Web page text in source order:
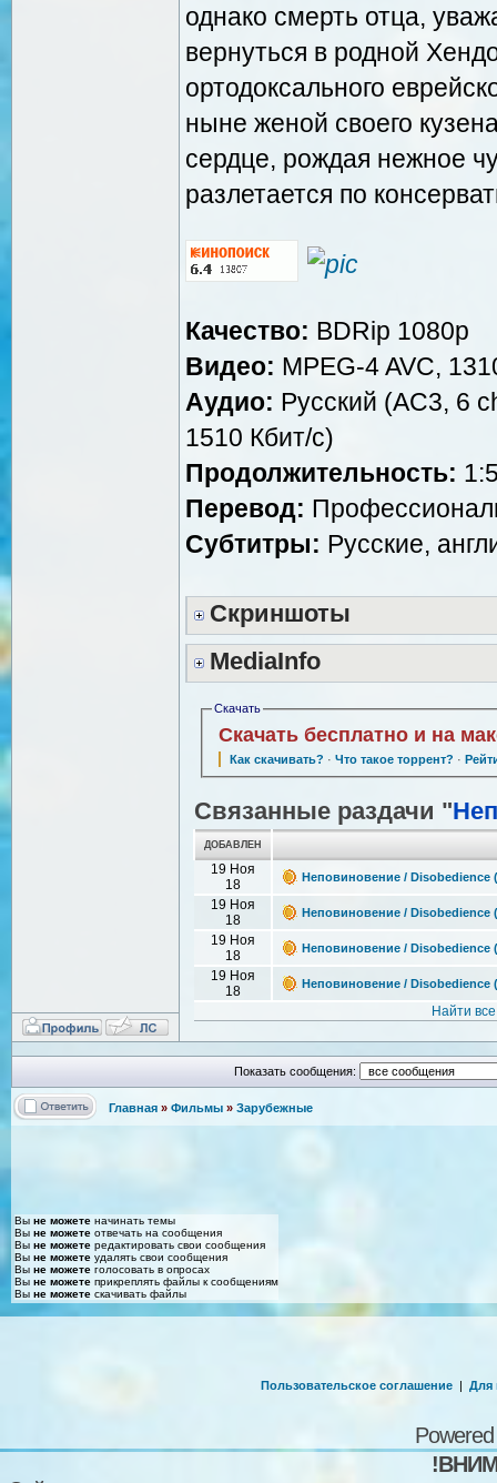
однако смерть отца,
вернуться в родной
ортодоксального
ныне женой своего
сердце, рождая нежное
разлетается по
Качество: BDRip 1080p
Видео: MPEG-4 AVC,
Аудио: Русский (AC3, 6
1510 Кбит/с)
Продолжительность:
Перевод:
Субтитры: Русские,
Скриншоты
MediaInfo
Скачать
Скачать бесплатно и на
Как скачивать? · Что такое торрент? ·
Связанные раздачи "
ДОБАВЛЕН
19 Ноя
18
Неповиновение / Disobedience
19 Ноя
18
Неповиновение / Disobedience
19 Ноя
18
Неповиновение / Disobedience
19 Ноя
18
Неповиновение / Disobedience
Найти
Показать сообщения:
Главная » Фильмы » Зарубежные
Вы не можете начинать темы
Вы не можете отвечать на сообщения
Вы не можете редактировать свои сообщения
Вы не можете удалять свои сообщения
Вы не можете голосовать в опросах
Вы не можете прикреплять файлы к сообщениям
Вы не можете скачивать файлы
Пользовательское соглашение | Для